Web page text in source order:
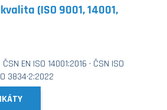
(ISO 9001, 14001,
EN ISO 14001:2016 · ČSN ISO
3834·2:2022